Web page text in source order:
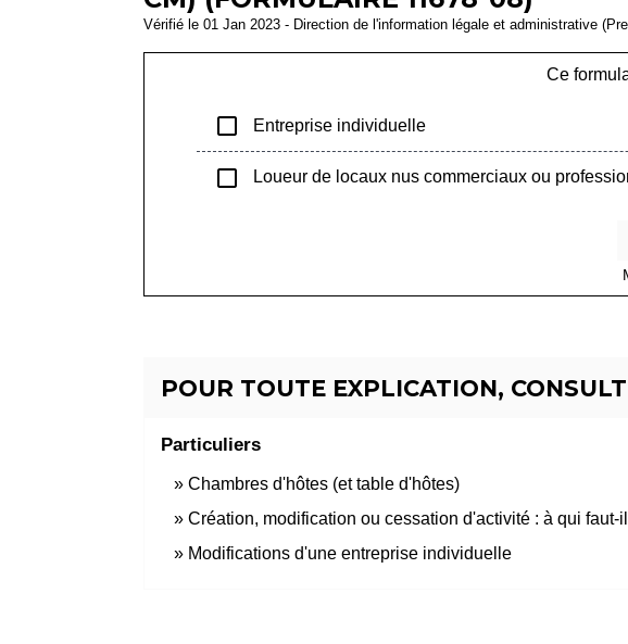
Vérifié le 01 Jan 2023 - Direction de l'information légale et administrative
Ce
check_box_outline_blank Entreprise individuelle
check_box_outline_blank Loueur de locaux nus commerciaux ou
POUR TOUTE EXPLICATION,
Particuliers
Chambres d'hôtes (et table d'hôtes)
Création, modification ou cessation d'activité : à qui faut-
Modifications d'une entreprise individuelle